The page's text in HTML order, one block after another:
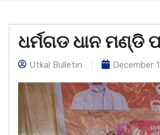
ଧର୍ମଗଡ ଧାନ ମଣ୍ଡି
Utkal Bulletin December